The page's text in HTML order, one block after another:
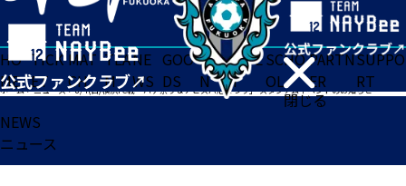
閉じる
HO
ME
TICK
ET
MAT
CH
TEA
M
NE
WS
GOO
DS
FA
N
ACADE
MY
SCHO
OL
PARTN
ER
SUPPO
RT
ホーム>ニュース>8/4(日)横浜FC戦「ハチ祭り＆アビスパ泡まつり」 スタジアムイベントのお知らせ
NEWS
ニュース